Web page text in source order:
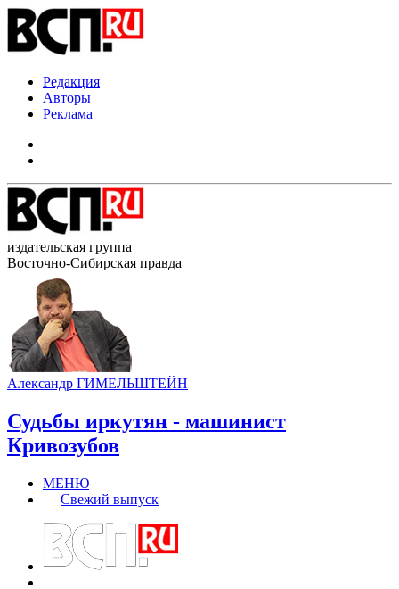
Редакция
Авторы
Реклама
издательская группа
Восточно-Сибирская правда
Александр ГИМЕЛЬШТЕЙН
Судьбы иркутян - машинист
Кривозубов
МЕНЮ
Свежий выпуск